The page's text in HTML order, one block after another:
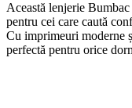
Această lenjerie
pentru cei care caută
Cu imprimeuri moderne
perfectă pentru orice